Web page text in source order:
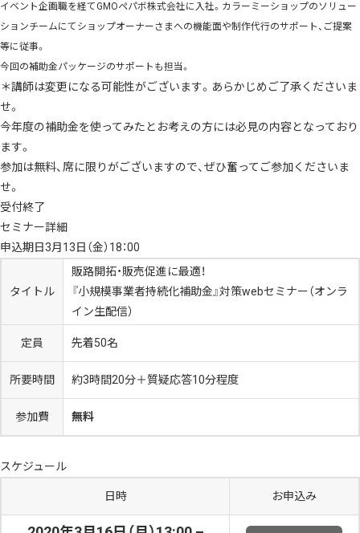
イベント企画職を経てGMOペパボ株式会社に入社。カラーミーショップのソリュー
ションチームにてショップオーナーさまへの機能面や制作代行のサポート、ご提案
等に従事。
今回の補助金パッケージのサポートも担当。
＊講師は変更になる可能性がございます。あらかじめご了承くださいま
せ。
今年度の補助金を使ってみたとお考えの方には必見の内容となっており
ます。
参加は無料、席に限りがございますので、ぜひ奮ってご参加くださいま
せ。
受付終了
セミナー詳細
申込期日3月13日（金）18：00
タイトル
販路開拓・販売促進に最適！
『小規模事業者持続化補助金』対策webセミナー（オンラ
イン生配信）
定員 先着50名
所要時間 約3時間20分＋質疑応答10分程度
参加費 無料
スケジュール
日時 お申込み